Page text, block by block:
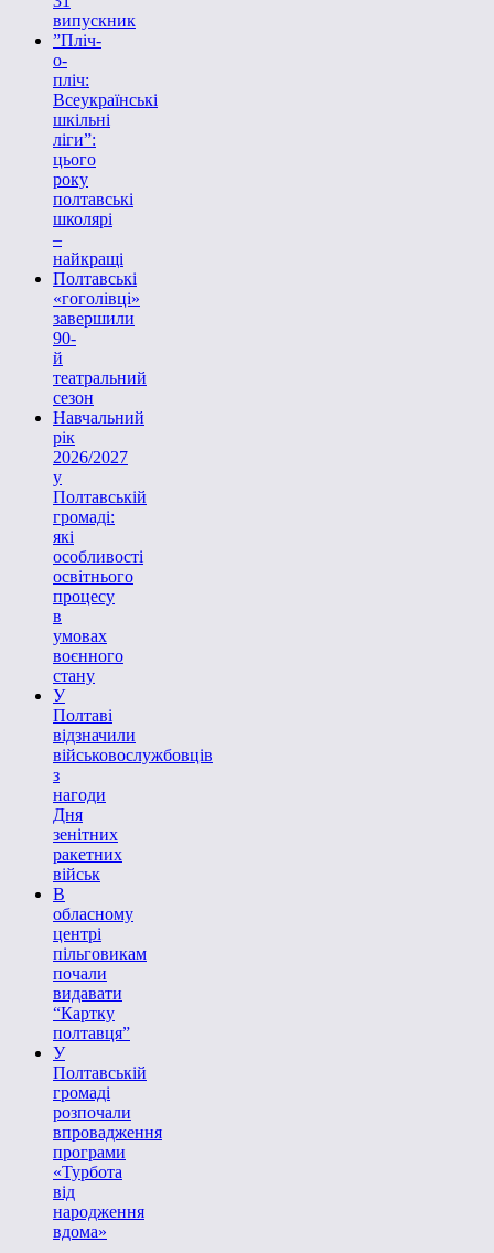
випускник
”Пліч-
о-
пліч:
Всеукраїнські
шкільні
ліги”:
цього
року
полтавські
школярі
–
найкращі
Полтавські
«гоголівці»
завершили
90-
й
театральний
сезон
Навчальний
рік
2026/2027
у
Полтавській
громаді:
які
особливості
освітнього
процесу
в
умовах
воєнного
стану
У
Полтаві
відзначили
військовослужбовців
з
нагоди
Дня
зенітних
ракетних
військ
В
обласному
центрі
пільговикам
почали
видавати
“Картку
полтавця”
У
Полтавській
громаді
розпочали
впровадження
програми
«Турбота
від
народження
вдома»